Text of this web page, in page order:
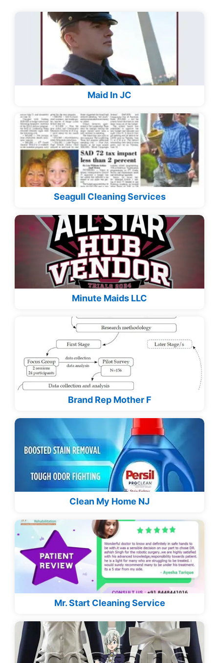
Maid In JC
Seagull Cleaning Services
Minute Maids LLC
Brand Rep Mother F
Clean My Home NJ
Mr. Start Cleaning Service